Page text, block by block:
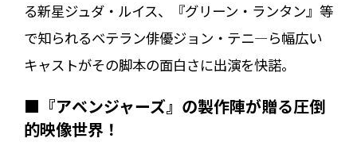
る新星ジュダ・ルイス、『グリーン・ランタン』等
で知られるベテラン俳優ジョン・テニ―ら幅広い
キャストがその脚本の面白さに出演を快諾。
■『アベンジャーズ』の製作陣が贈る圧倒
的映像世界！